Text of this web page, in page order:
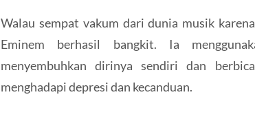
Walau sempat vakum dari dunia musik
Eminem berhasil bangkit. Ia
menyembuhkan dirinya sendiri dan
menghadapi depresi dan kecanduan.